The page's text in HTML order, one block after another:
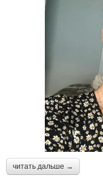
читать дальше →